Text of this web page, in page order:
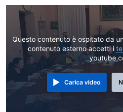
Questo contenuto è ospitato da
contenuto esterno accetti i
Carica video